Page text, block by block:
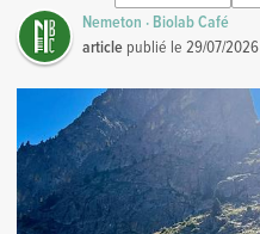
Nemeton · Biolab Café
article publié le29/07/2026